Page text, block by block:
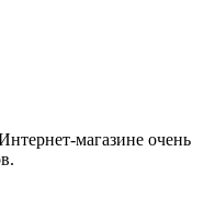
магазине очень